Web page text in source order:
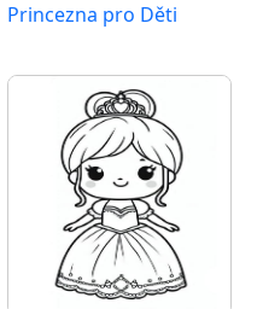
Princezna pro Děti